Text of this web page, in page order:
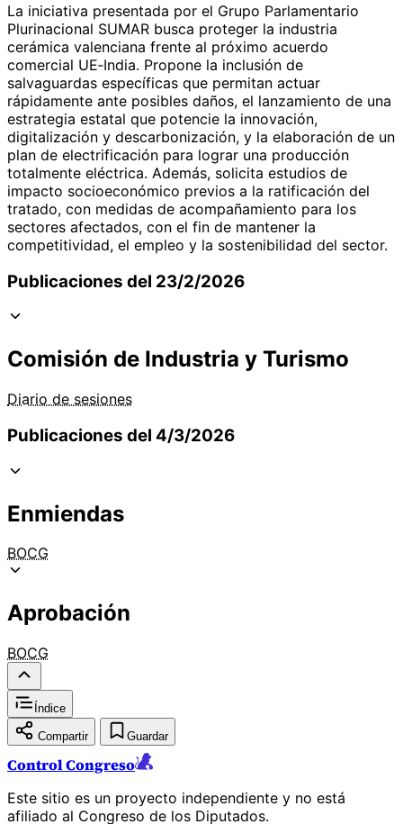
La iniciativa presentada por el Grupo Parlamentario
Plurinacional SUMAR busca proteger la industria
cerámica valenciana frente al próximo acuerdo
comercial UE‑India. Propone la inclusión de
salvaguardas específicas que permitan actuar
rápidamente ante posibles daños, el lanzamiento de una
estrategia estatal que potencie la innovación,
digitalización y descarbonización, y la elaboración de un
plan de electrificación para lograr una producción
totalmente eléctrica. Además, solicita estudios de
impacto socioeconómico previos a la ratificación del
tratado, con medidas de acompañamiento para los
sectores afectados, con el fin de mantener la
competitividad, el empleo y la sostenibilidad del sector.
Publicaciones del 23/2/2026
Comisión de Industria y Turismo
Diario de sesiones
Publicaciones del 4/3/2026
Enmiendas
BOCG
Aprobación
BOCG
Índice
Compartir Guardar
Control Congreso
Este sitio es un proyecto independiente y no está
afiliado al Congreso de los Diputados.